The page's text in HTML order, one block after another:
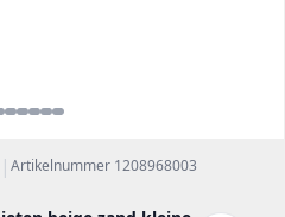
| Artikelnummer 1208968003